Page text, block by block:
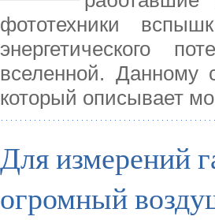
фототехники
энергетического
вселенной. Данному
который описывает
Для измерений
огромный